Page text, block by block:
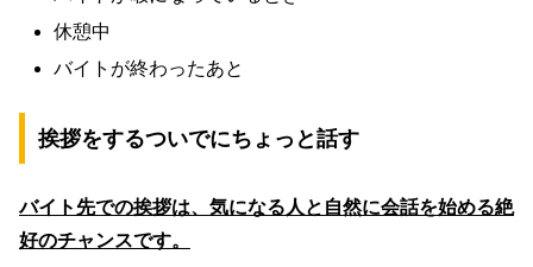
休憩中
バイトが終わったあと
挨拶をするついでにちょっと話す
バイト先での挨拶は、気になる人と自然に会話を始める絶
好のチャンスです。